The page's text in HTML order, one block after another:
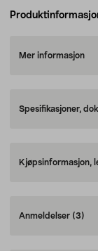
Mer informasjon
Spesifikasjoner,
Kjøpsinformasjon,
Anmeldelser (3)